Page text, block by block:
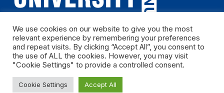
Bản quyền thuộc Trường Đại học Khoa học tự nhiên, Đại học Quốc
gia Thành phố Hồ Chí Minh. Năm 2024
We use cookies on our website to give you the most
relevant experience by remembering your preferences
and repeat visits. By clicking “Accept All”, you consent to
the use of ALL the cookies. However, you may visit
"Cookie Settings" to provide a controlled consent.
Cookie Settings Accept All